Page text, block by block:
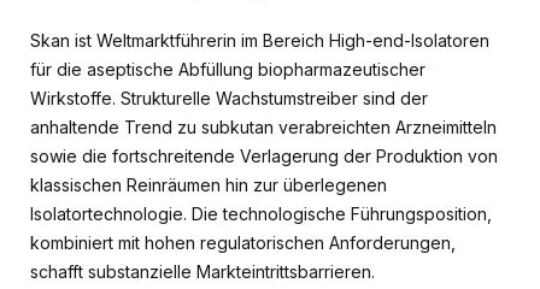
Skan ist Weltmarktführerin im Bereich High-end-Isolatoren
für die aseptische Abfüllung biopharmazeutischer
Wirkstoffe. Strukturelle Wachstumstreiber sind der
anhaltende Trend zu subkutan verabreichten Arzneimitteln
sowie die fortschreitende Verlagerung der Produktion von
klassischen Reinräumen hin zur überlegenen
Isolatortechnologie. Die technologische Führungsposition,
kombiniert mit hohen regulatorischen Anforderungen,
schafft substanzielle Markteintrittsbarrieren.